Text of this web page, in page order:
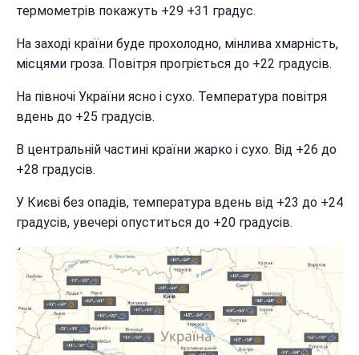
термометрів покажуть +29 +31 градус.
На заході країни буде прохолодно, мінлива хмарність,
місцями гроза. Повітря прогріється до +22 градусів.
На півночі України ясно і сухо. Температура повітря
вдень до +25 градусів.
В центральній частині країни жарко і сухо. Від +26 до
+28 градусів.
У Києві без опадів, температура вдень від +23 до +24
градусів, увечері опуститься до +20 градусів.